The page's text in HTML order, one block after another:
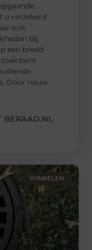
u verzekerd
ook
Bij
een breed
bent
Door nauw
BERAAD.NL
WINKELEN